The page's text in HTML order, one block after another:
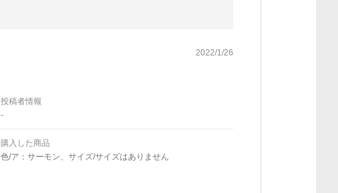
2022/1/26
投稿者情報
-
購入した商品
色/ア：サーモン、サイズ/サイズはありません